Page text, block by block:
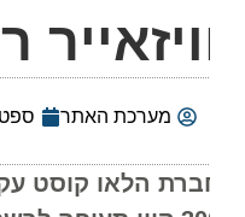
מערכת האתר ספטמבר 13,